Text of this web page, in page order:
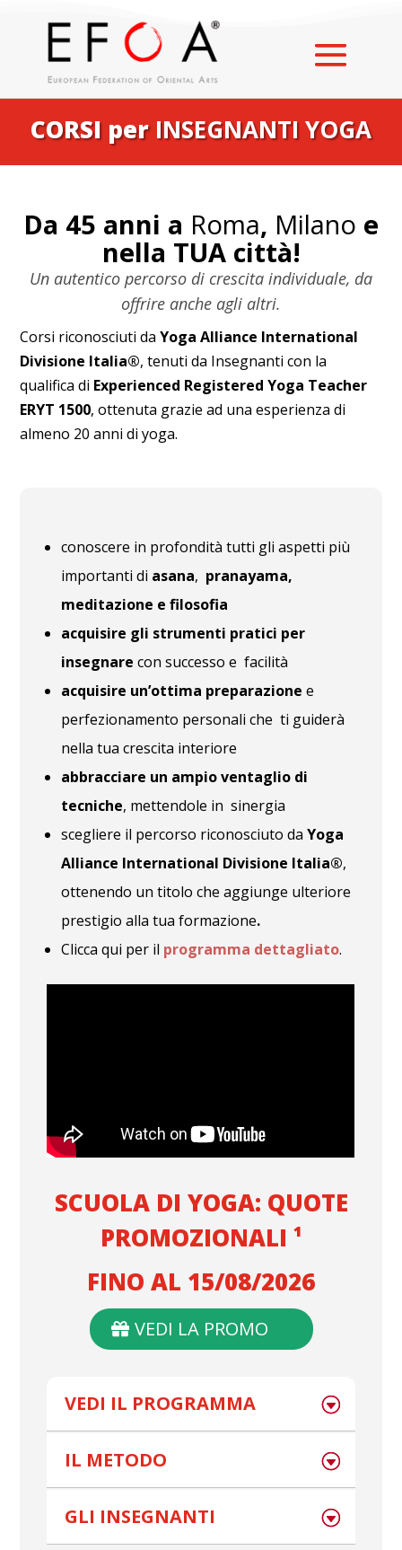
CORSI per INSEGNANTI YOGA
Da 45 anni a Roma, Milano e
nella TUA città!
Un autentico percorso di crescita individuale, da
offrire anche agli altri.
Corsi riconosciuti daYoga Alliance International
Divisione Italia®, tenuti da Insegnanti con la
qualifica di Experienced Registered Yoga Teacher
ERYT 1500, ottenuta grazie ad una esperienza di
almeno 20 anni di yoga.
conoscere in profondità tutti gli aspetti più
importanti di asana, pranayama,
meditazione e filosofia
acquisire gli strumenti pratici per
insegnare con successo e facilità
acquisire un’ottima preparazione e
perfezionamento personali che ti guiderà
nella tua crescita interiore
abbracciare un ampio ventaglio di
tecniche, mettendole in sinergia
scegliere il percorso riconosciuto daYoga
Alliance International Divisione Italia®,
ottenendo un titolo che aggiunge ulteriore
prestigio alla tua formazione.
Clicca qui per il programma dettagliato.
SCUOLA DI YOGA: QUOTE
PROMOZIONALI ¹
FINO AL 15/08/2026
VEDI LA PROMO
VEDI IL PROGRAMMA
IL METODO
GLI INSEGNANTI